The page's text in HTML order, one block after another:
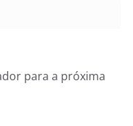
para a próxima